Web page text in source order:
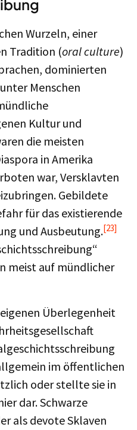
Wurzeln, einer
Tradition (oral culture)
dominierten
Menschen
Kultur und
die meisten
in Amerika
war, Versklavten
Gebildete
für das existierende
und Ausbeutung.[23]
meist auf mündlicher
Überlegenheit
im öffentlichen
oder stellte sie in
dar. Schwarze
als devote Sklaven